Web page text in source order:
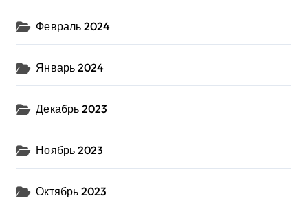
Февраль 2024
Январь 2024
Декабрь 2023
Ноябрь 2023
Октябрь 2023